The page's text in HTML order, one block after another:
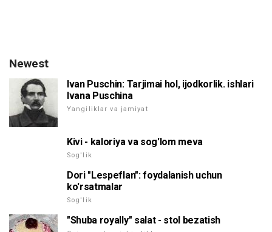
Newest
Ivan Puschin: Tarjimai hol, ijodkorlik. ishlari
Ivana Puschina
Yangiliklar va jamiyat
Kivi - kaloriya va sog'lom meva
Sog'lik
Dori "Lespeflan": foydalanish uchun
ko'rsatmalar
Sog'lik
"Shuba royally" salat - stol bezatish